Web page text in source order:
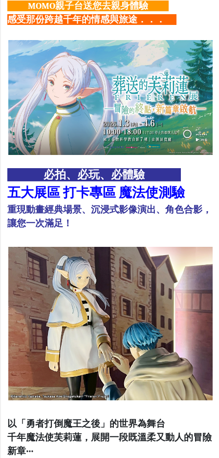
MOMO親子台送您去親身體驗
感受那份跨越千年的情感與旅途．．．
必拍、必玩、必體驗
五大展區 打卡專區 魔法使測驗
重現動畫經典場景、沉浸式影像演出、角色合影，
讓您一次滿足！
以「勇者打倒魔王之後」的世界為舞台
千年魔法使芙莉蓮，展開一段既溫柔又動人的冒險
新章‧‧‧